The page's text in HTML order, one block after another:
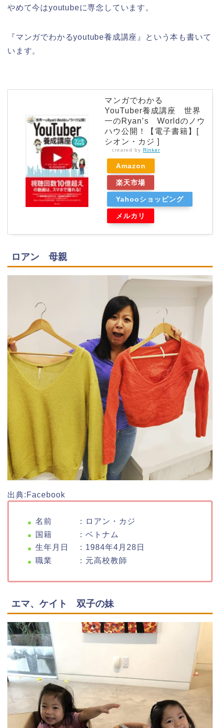
やめて今はyoutubeに専念しています。
『マンガでわかるyoutube養成講座』という本も書いて
います。
マンガでわかる
YouTuber養成講座 世界
一のRyan’s Worldのノウ
ハウ公開！【電子書籍】[
シオン・カジ ]
created by Rinker
Amazon
楽天市場
Yahooショッピング
メルカリ
ロアン 母親
出典:Facebook
名前 ：ロアン・カジ
国籍 ：ベトナム
生年月日 ：1984年4月28日
職業 ：元高校教師
エマ、ケイト 双子の妹